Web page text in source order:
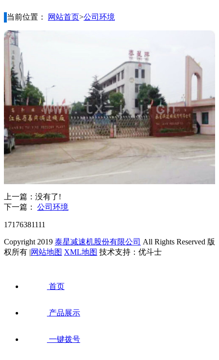
当前位置： 网站首页>公司环境
上一篇：没有了!
下一篇： 公司环境
17176381111
Copyright 2019 泰星减速机股份有限公司 All Rights Reserved 版
权所有 |网站地图 XML地图 技术支持：优斗士
首页
产品展示
一键拨号